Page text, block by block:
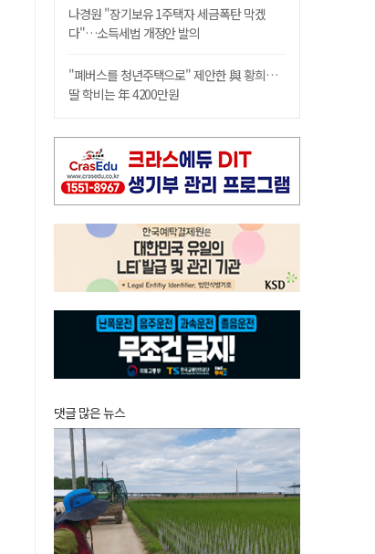
나경원 "장기보유 1주택자 세금폭탄 막겠
다"…소득세법 개정안 발의
"폐버스를 청년주택으로" 제안한 與 황희…
딸 학비는 年 4200만원
댓글 많은 뉴스